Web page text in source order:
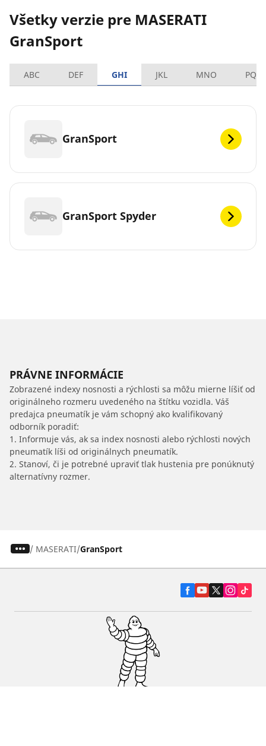
Všetky verzie pre MASERATI
GranSport
ABC DEF GHI JKL MNO PQRS
GranSport
GranSport Spyder
PRÁVNE INFORMÁCIE
Zobrazené indexy nosnosti a rýchlosti sa môžu mierne líšiť od
originálneho rozmeru uvedeného na štítku vozidla. Váš
predajca pneumatík je vám schopný ako kvalifikovaný
odborník poradiť:
1. Informuje vás, ak sa index nosnosti alebo rýchlosti nových
pneumatík líši od originálnych pneumatík.
2. Stanoví, či je potrebné upraviť tlak hustenia pre ponúknutý
alternatívny rozmer.
/ MASERATI GranSport